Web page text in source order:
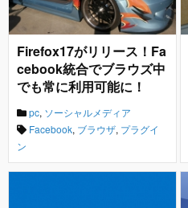
Firefox17がリリース！Fa
cebook統合でブラウズ中
でも常に利用可能に！
pc, ソーシャルメディア
Facebook, ブラウザ, プラグイ
ン